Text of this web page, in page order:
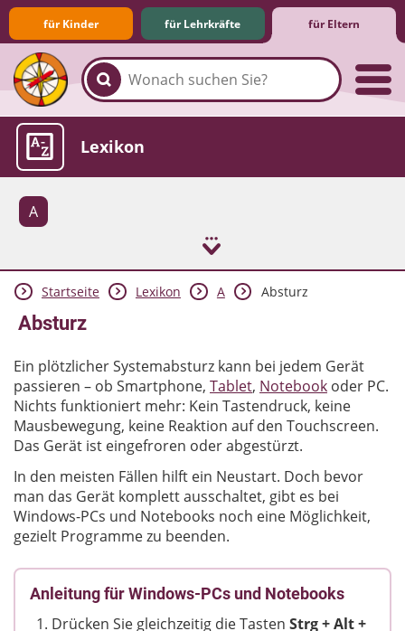
für Kinder für Lehrkräfte für Eltern
Familie & Medien
Spieletipps & Lernsoftware
Die Jüngsten im Netz
Lexikon
A
Aktuelles
Startseite Lexikon A Absturz
Absturz
Ein plötzlicher Systemabsturz kann bei jedem Gerät
passieren – ob Smartphone, Tablet, Notebook oder PC.
Nichts funktioniert mehr: Kein Tastendruck, keine
Mausbewegung, keine Reaktion auf den Touchscreen.
Das Gerät ist eingefroren oder abgestürzt.
In den meisten Fällen hilft ein Neustart. Doch bevor
man das Gerät komplett ausschaltet, gibt es bei
Windows-PCs und Notebooks noch eine Möglichkeit,
gezielt Programme zu beenden.
Anleitung für Windows-PCs und Notebooks
Drücken Sie gleichzeitig die Tasten Strg + Alt +